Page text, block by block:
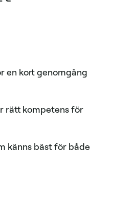
en kort genomgång
rätt kompetens för
känns bäst för både